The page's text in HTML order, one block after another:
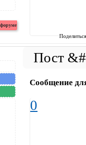
Сообщение
0